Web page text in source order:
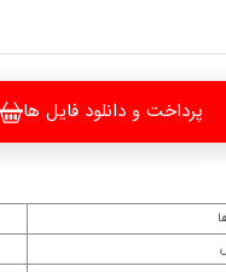
پرداخت و دانلود فایل ها